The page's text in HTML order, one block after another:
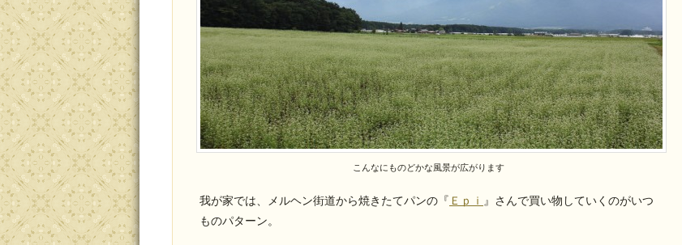
こんなにものどかな風景が広がります
我が家では、メルヘン街道から焼きたてパンの『 Ｅｐｉ 』さんで買い物していくのがいつ
ものパターン。